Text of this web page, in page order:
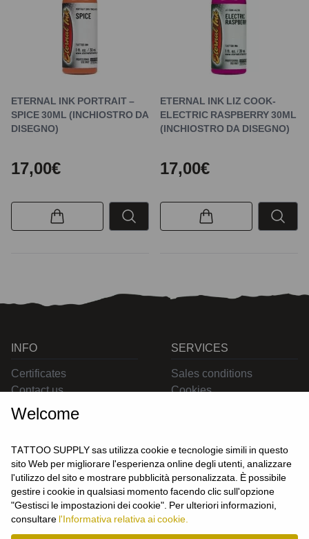
ETERNAL INK PORTRAIT –
SPICE 30ML (INCHIOSTRO DA
DISEGNO)
17,00€
ETERNAL INK LIZ COOK-
ELECTRIC RASPBERRY 30ML
(INCHIOSTRO DA DISEGNO)
17,00€
CONTACT US
INFO
Certificates
Contact us
SERVICES
Sales conditions
Cookies
USER
Login
Join us
Welcome
TATTOO SUPPLY sas utilizza cookie e tecnologie simili in questo
sito Web per migliorare l'esperienza online degli utenti, analizzare
l'utilizzo del sito e mostrare pubblicità personalizzata. È possibile
gestire i cookie in qualsiasi momento facendo clic sull'opzione
"Gestisci le impostazioni dei cookie". Per ulteriori informazioni,
consultare l'Informativa relativa ai cookie.